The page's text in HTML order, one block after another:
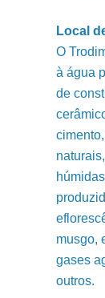
Local
O
à água
de
musgo,
gases
outros.